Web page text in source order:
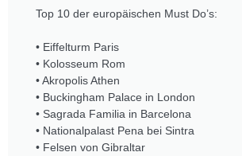
Top 10 der europäischen Must Do’s:
• Eiffelturm Paris
• Kolosseum Rom
• Akropolis Athen
• Buckingham Palace in London
• Sagrada Familia in Barcelona
• Nationalpalast Pena bei Sintra
• Felsen von Gibraltar